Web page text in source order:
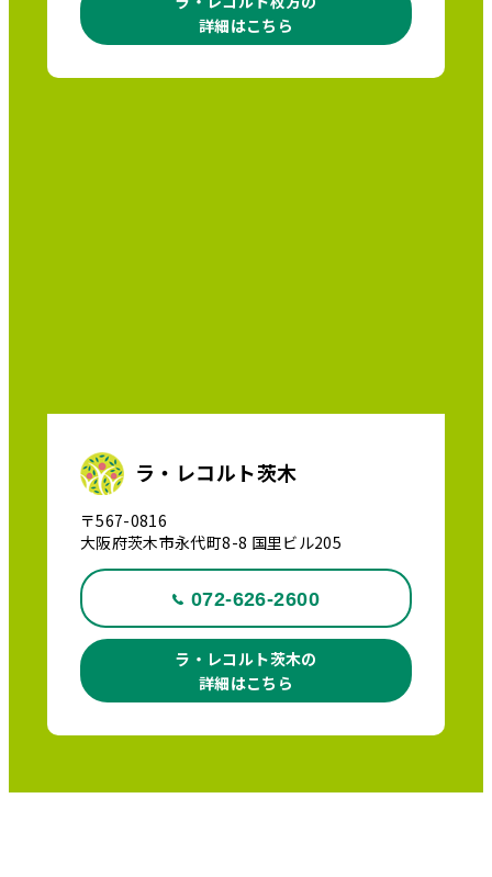
詳細はこちら
ラ・レコルト茨木
〒567-0816
大阪府茨木市永代町8-8 国里ビル205
072-626-2600
ラ・レコルト茨木の
詳細はこちら